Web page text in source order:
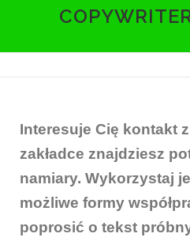
OFERTA
Interesuje Cię kontakt
zakładce znajdziesz
namiary. Wykorzystaj
możliwe formy
poprosić o tekst